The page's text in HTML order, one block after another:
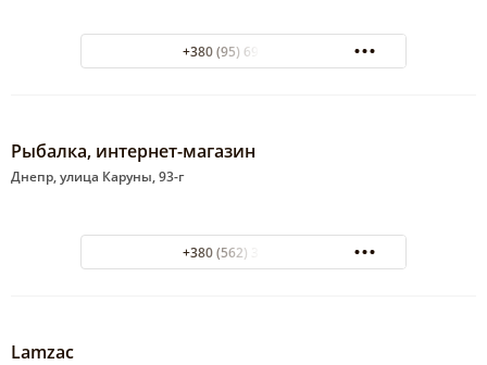
+380 (95) 690-59-71
Рыбалка, интернет-магазин
Днепр, улица Каруны, 93-г
+380 (562) 38-82-15
Lamzac